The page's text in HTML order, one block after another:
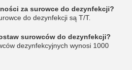
za surowce do dezynfekcji?
do dezynfekcji są T/T.
surowców do dezynfekcji?
dezynfekcyjnych wynosi 1000